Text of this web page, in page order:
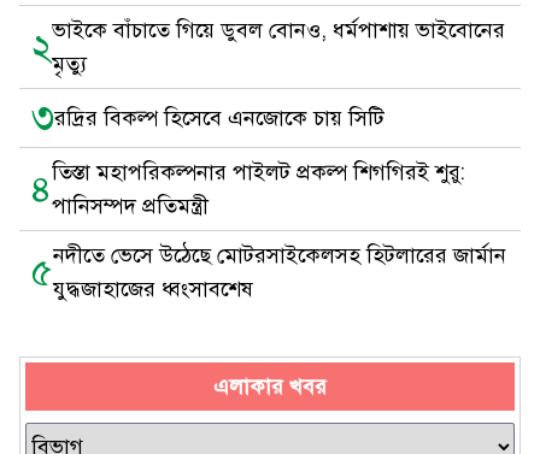
২ভাইকে বাঁচাতে গিয়ে ডুবল বোনও, ধর্মপাশায় ভাইবোনের
মৃত্যু
৩রদ্রির বিকল্প হিসেবে এনজোকে চায় সিটি
৪তিস্তা মহাপরিকল্পনার পাইলট প্রকল্প শিগগিরই শুরু:
পানিসম্পদ প্রতিমন্ত্রী
৫নদীতে ভেসে উঠেছে মোটরসাইকেলসহ হিটলারের জার্মান
যুদ্ধজাহাজের ধ্বংসাবশেষ
এলাকার খবর